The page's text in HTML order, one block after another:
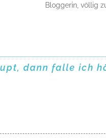
Bloggerin, völlig
dann falle ich